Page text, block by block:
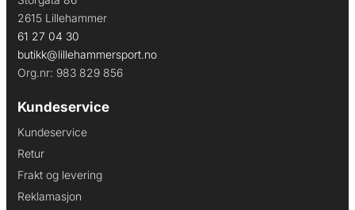
2615 Lillehammer
61 27 04 30
butikk@lillehammersport.no
Org.nr: 983 829 856
Kundeservice
Kundeservice
Retur
Frakt og levering
Reklamasjon